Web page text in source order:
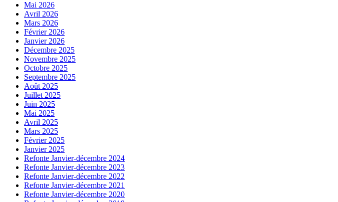
Mai 2026
Avril 2026
Mars 2026
Février 2026
Janvier 2026
Décembre 2025
Novembre 2025
Octobre 2025
Septembre 2025
Août 2025
Juillet 2025
Juin 2025
Mai 2025
Avril 2025
Mars 2025
Février 2025
Janvier 2025
Refonte Janvier-décembre 2024
Refonte Janvier-décembre 2023
Refonte Janvier-décembre 2022
Refonte Janvier-décembre 2021
Refonte Janvier-décembre 2020